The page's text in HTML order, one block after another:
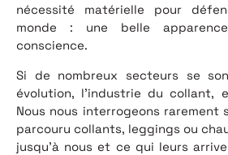
nécessité matérielle pour
monde : une belle
conscience.
Si de nombreux secteurs se
évolution, l’industrie du collant,
Nous nous interrogeons rarement
parcouru collants, leggings ou
jusqu’à nous et ce qui leurs